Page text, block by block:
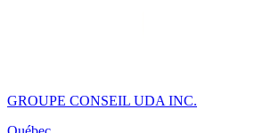
GROUPE CONSEIL UDA INC.